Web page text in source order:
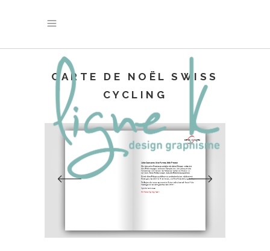
CARTE DE NOËL SWISS
CYCLING